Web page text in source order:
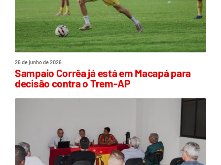
26 de junho de 2026
Sampaio Corrêa já está em Macapá para
decisão contra o Trem-AP